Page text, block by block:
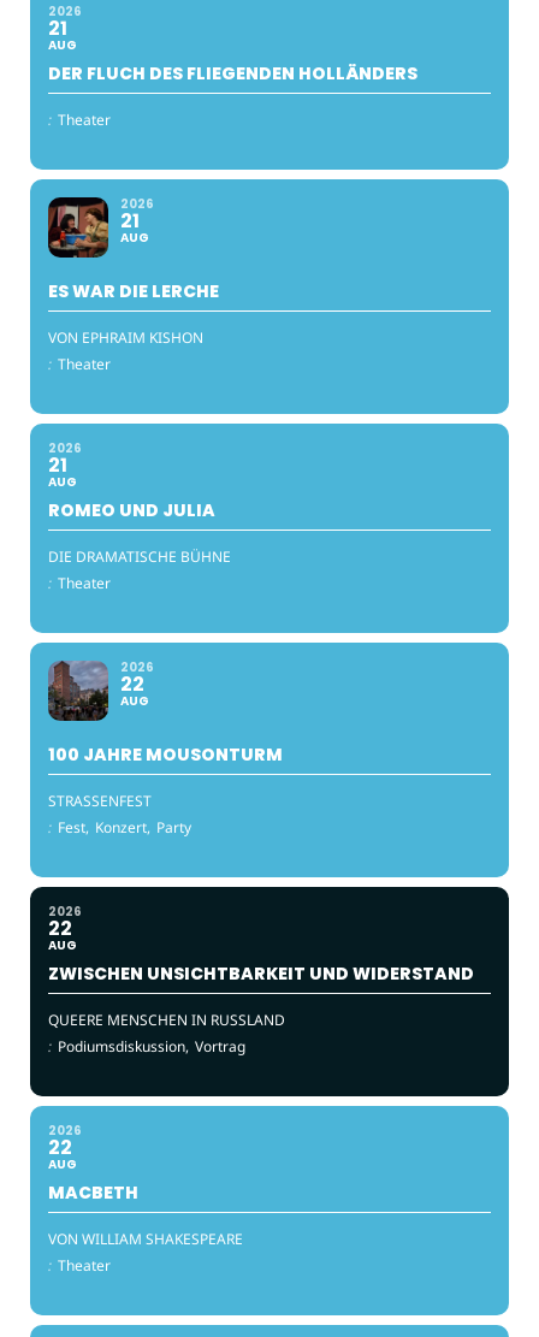
2026
21
AUG
DER FLUCH DES FLIEGENDEN HOLLÄNDERS
: Theater
2026
21
AUG
ES WAR DIE LERCHE
VON EPHRAIM KISHON
: Theater
2026
21
AUG
ROMEO UND JULIA
DIE DRAMATISCHE BÜHNE
: Theater
2026
22
AUG
100 JAHRE MOUSONTURM
STRASSENFEST
: Fest, Konzert, Party
2026
22
AUG
ZWISCHEN UNSICHTBARKEIT UND WIDERSTAND
QUEERE MENSCHEN IN RUSSLAND
: Podiumsdiskussion, Vortrag
2026
22
AUG
MACBETH
VON WILLIAM SHAKESPEARE
: Theater